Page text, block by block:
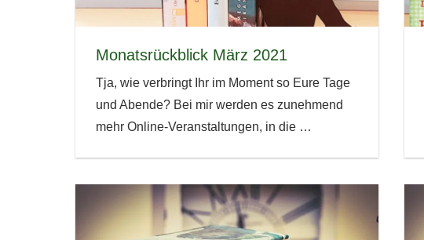
Monatsrückblick März 2021
Tja, wie verbringt Ihr im Moment so Eure Tage
und Abende? Bei mir werden es zunehmend
mehr Online-Veranstaltungen, in die …